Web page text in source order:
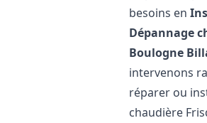
besoins en
Dépannage
Boulogne
intervenons
réparer ou
chaudière